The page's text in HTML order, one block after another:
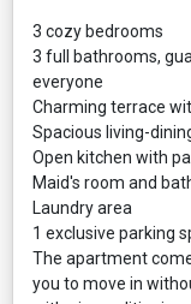
3 cozy bedrooms
3 full bathrooms,
everyone
Charming terrace
Spacious living-
Open kitchen with
Maid's room and
Laundry area
1 exclusive parking
The apartment
you to move in